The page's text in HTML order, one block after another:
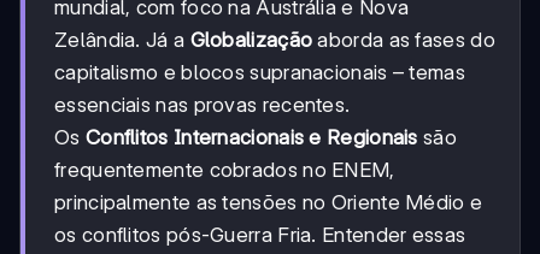
mundial, com foco na Austrália e Nova
Zelândia. Já a Globalização aborda as fases do
capitalismo e blocos supranacionais – temas
essenciais nas provas recentes.
Os Conflitos Internacionais e Regionais são
frequentemente cobrados no ENEM,
principalmente as tensões no Oriente Médio e
os conflitos pós-Guerra Fria. Entender essas